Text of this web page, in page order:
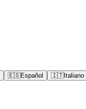
🇪🇸Español 🇮🇹Italiano